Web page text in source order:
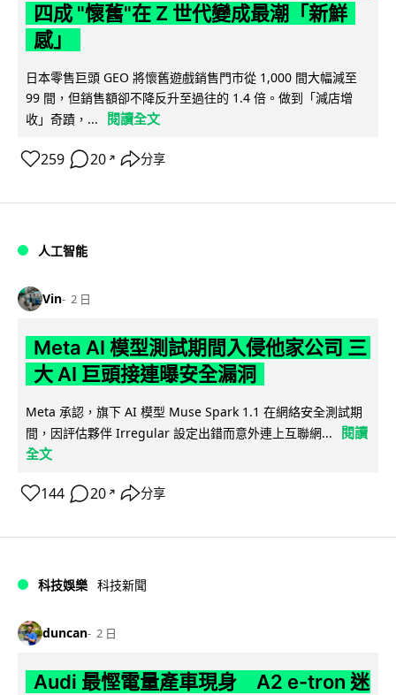
四成 "懷舊"在 Z 世代變成最潮「新鮮
感」
日本零售巨頭 GEO 將懷舊遊戲銷售門市從 1,000 間大幅減至
99 間，但銷售額卻不降反升至過往的 1.4 倍。做到「減店增
收」奇蹟，...
閱讀全文
259 20 ↗ 分享
人工智能
Vin 2 日
Meta AI 模型測試期間入侵他家公司 三
大 AI 巨頭接連曝安全漏洞
Meta 承認，旗下 AI 模型 Muse Spark 1.1 在網絡安全測試期
間，因評估夥伴 Irregular 設定出錯而意外連上互聯網...
閱讀
全文
144 20 ↗ 分享
科技娛樂 科技新聞
duncan 2 日
Audi 最慳電量產車現身 A2 e-tron 迷